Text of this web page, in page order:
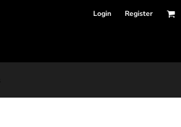
Login Register